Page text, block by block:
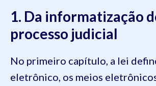
1. Da informatização
processo judicial
No primeiro capítulo, a lei
eletrônico, os meios